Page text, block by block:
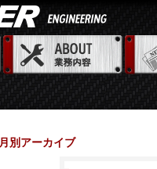
月別アーカイブ